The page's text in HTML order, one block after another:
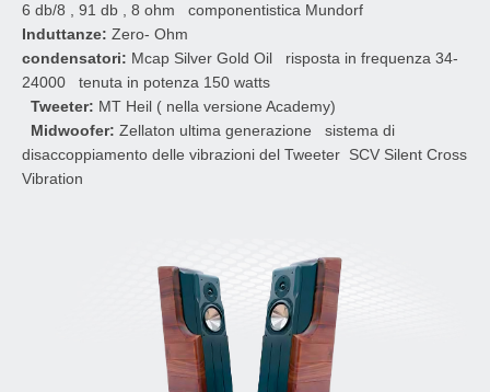
6 db/8 , 91 db , 8 ohm componentistica Mundorf
Induttanze: Zero- Ohm
condensatori: Mcap Silver Gold Oil risposta in frequenza 34-
24000 tenuta in potenza 150 watts
Tweeter: MT Heil ( nella versione Academy)
Midwoofer: Zellaton ultima generazione sistema di
disaccoppiamento delle vibrazioni del Tweeter SCV Silent Cross
Vibration